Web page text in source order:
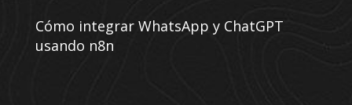
Cómo integrar WhatsApp y ChatGPT
usando n8n